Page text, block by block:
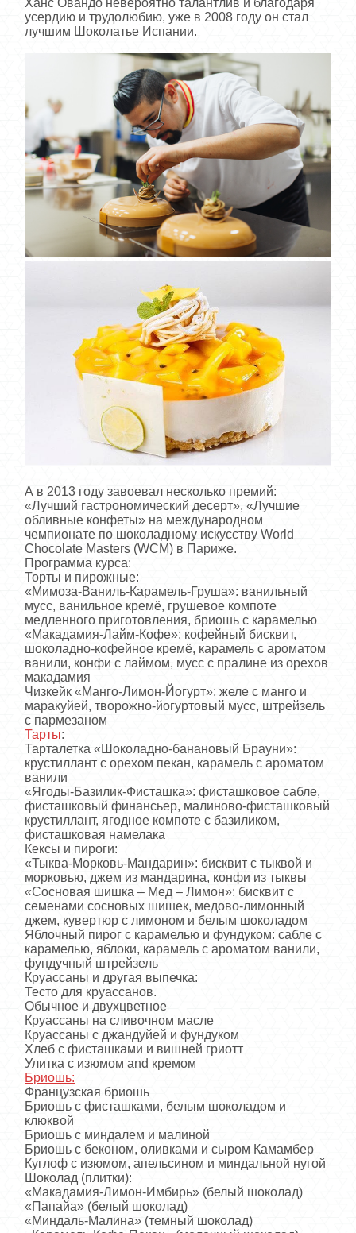
Ханс Овандо невероятно талантлив и благодаря
усердию и трудолюбию, уже в 2008 году он стал
лучшим Шоколатье Испании.
А в 2013 году завоевал несколько премий:
«Лучший гастрономический десерт», «Лучшие
обливные конфеты» на международном
чемпионате по шоколадному искусству World
Chocolate Masters (WCM) в Париже.
Программа курса:
Торты и пирожные:
«Мимоза-Ваниль-Карамель-Груша»: ванильный
мусс, ванильное кремё, грушевое компоте
медленного приготовления, бриошь с карамелью
«Макадамия-Лайм-Кофе»: кофейный бисквит,
шоколадно-кофейное кремё, карамель с ароматом
ванили, конфи с лаймом, мусс с пралине из орехов
макадамия
Чизкейк «Манго-Лимон-Йогурт»: желе с манго и
маракуйей, творожно-йогуртовый мусс, штрейзель
с пармезаном
Тарты:
Тарталетка «Шоколадно-банановый Брауни»:
крустиллант с орехом пекан, карамель с ароматом
ванили
«Ягоды-Базилик-Фисташка»: фисташковое сабле,
фисташковый финансьер, малиново-фисташковый
крустиллант, ягодное компоте с базиликом,
фисташковая намелака
Кексы и пироги:
«Тыква-Морковь-Мандарин»: бисквит с тыквой и
морковью, джем из мандарина, конфи из тыквы
«Сосновая шишка – Мед – Лимон»: бисквит с
семенами сосновых шишек, медово-лимонный
джем, кувертюр с лимоном и белым шоколадом
Яблочный пирог с карамелью и фундуком: сабле с
карамелью, яблоки, карамель с ароматом ванили,
фундучный штрейзель
Круассаны и другая выпечка:
Тесто для круассанов.
Обычное и двухцветное
Круассаны на сливочном масле
Круассаны с джандуйей и фундуком
Хлеб с фисташками и вишней гриотт
Улитка с изюмом and кремом
Бриошь:
Французская бриошь
Бриошь с фисташками, белым шоколадом и
клюквой
Бриошь с миндалем и малиной
Бриошь с беконом, оливками и сыром Камамбер
Куглоф с изюмом, апельсином и миндальной нугой
Шоколад (плитки):
«Макадамия-Лимон-Имбирь» (белый шоколад)
«Папайа» (белый шоколад)
«Миндаль-Малина» (темный шоколад)